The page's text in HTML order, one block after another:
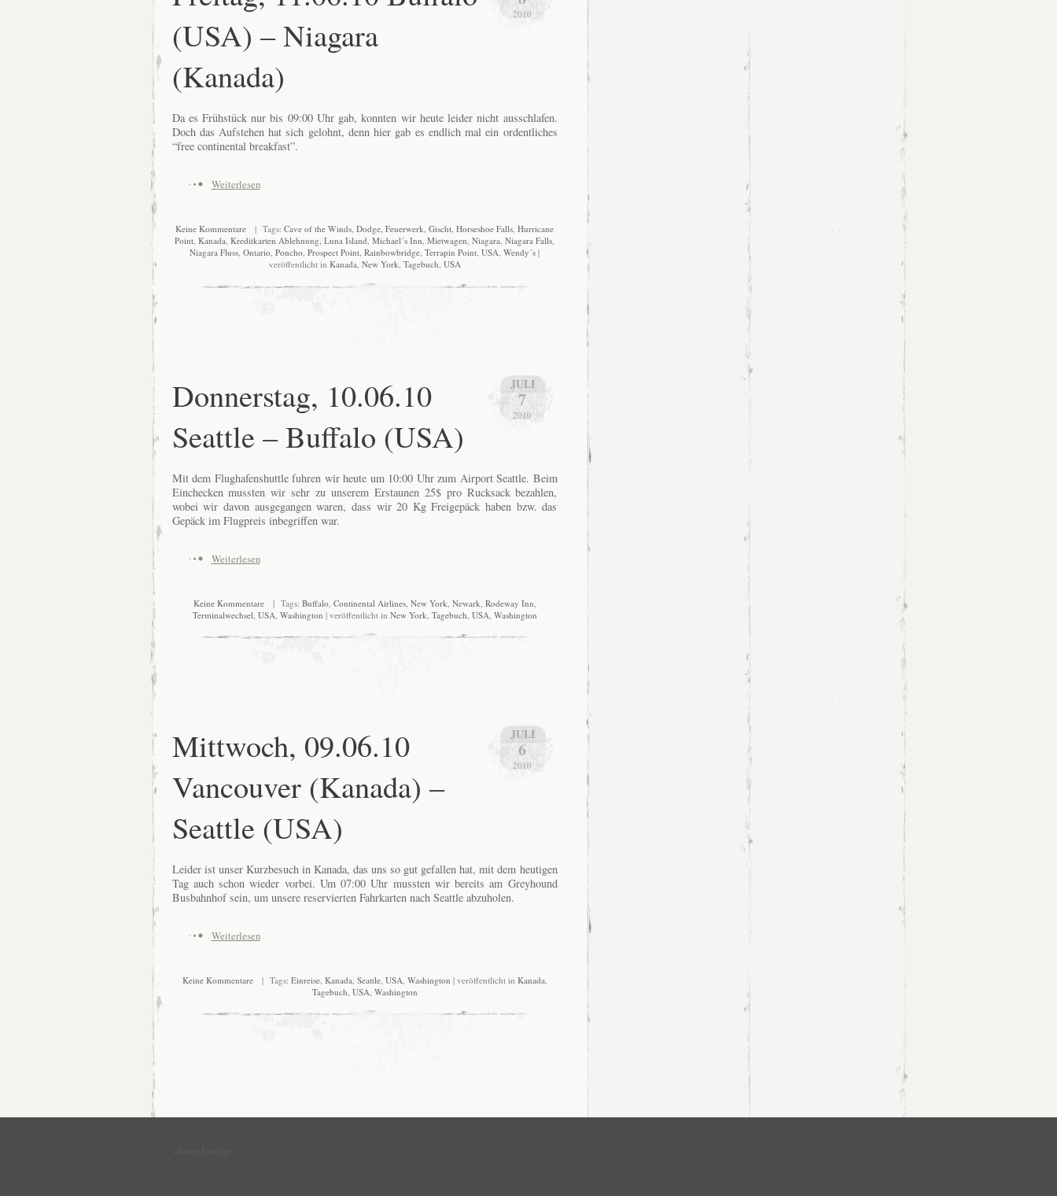
2010
(USA) – Niagara
(Kanada)
Da es Frühstück nur bis 09:00 Uhr gab, konnten wir heute leider nicht ausschlafen.
Doch das Aufstehen hat sich gelohnt, denn hier gab es endlich mal ein ordentliches
“free continental breakfast”.
Weiterlesen
Keine Kommentare | Tags: Cave of the Winds, Dodge, Feuerwerk, Gischt, Horseshoe Falls, Hurricane
Point, Kanada, Kreditkarten Ablehnung, Luna Island, Michael´s Inn, Mietwagen, Niagara, Niagara Falls,
Niagara Fluss, Ontario, Poncho, Prospect Point, Rainbowbridge, Terrapin Point, USA, Wendy´s |
veröffentlicht in Kanada, New York, Tagebuch, USA
JULI
7
2010
Donnerstag, 10.06.10
Seattle – Buffalo (USA)
Mit dem Flughafenshuttle fuhren wir heute um 10:00 Uhr zum Airport Seattle. Beim
Einchecken mussten wir sehr zu unserem Erstaunen 25$ pro Rucksack bezahlen,
wobei wir davon ausgegangen waren, dass wir 20 Kg Freigepäck haben bzw. das
Gepäck im Flugpreis inbegriffen war.
Weiterlesen
Keine Kommentare| Tags: Buffalo, Continental Airlines, New York Newark Rodeway Inn
Terminalwechsel USA Washington | veröffentlicht in New York Tagebuch USA Washington
JULI
6
2010
Mittwoch, 09.06.10
Vancouver (Kanada) –
Seattle (USA)
Leider ist unser Kurzbesuch in Kanada, das uns so gut gefallen hat, mit dem heutigen
Tag auch schon wieder vorbei. Um 07:00 Uhr mussten wir bereits am Greyhound
Busbahnhof sein, um unsere reservierten Fahrkarten nach Seattle abzuholen.
Weiterlesen
Keine Kommentare| Tags: Einreise, Kanada, Seattle, USA, Washington | veröffentlicht in Kanada,
Tagebuch, USA, Washington